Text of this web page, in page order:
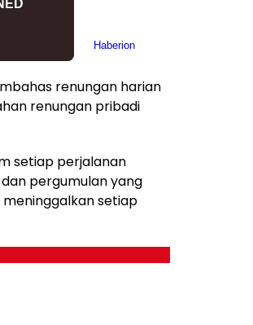
renungan harian
renungan pribadi
setiap perjalanan
pergumulan yang
setiap